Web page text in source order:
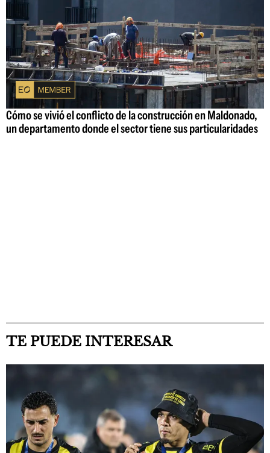
Cómo se vivió el conflicto de la construcción en Maldonado,
un departamento donde el sector tiene sus particularidades
TE PUEDE INTERESAR